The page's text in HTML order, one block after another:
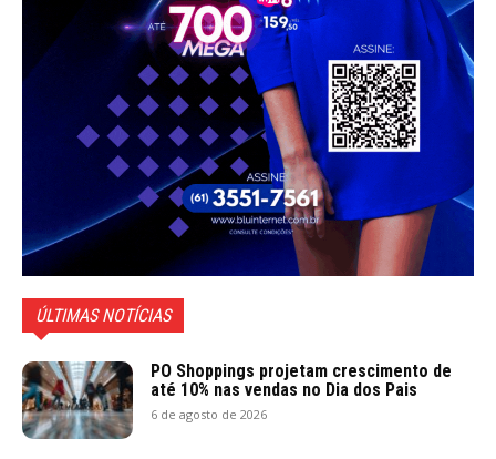
ÚLTIMAS NOTÍCIAS
PO Shoppings projetam crescimento de
até 10% nas vendas no Dia dos Pais
6 de agosto de 2026